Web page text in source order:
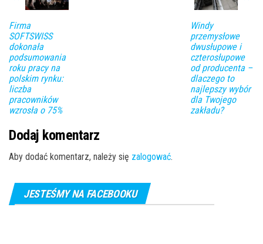
Firma
SOFTSWISS
dokonała
podsumowania
roku pracy na
polskim rynku:
liczba
pracowników
wzrosła o 75%
Windy
przemysłowe
dwusłupowe i
czterosłupowe
od producenta –
dlaczego to
najlepszy wybór
dla Twojego
zakładu?
Dodaj komentarz
Aby dodać komentarz, należy się zalogować.
JESTEŚMY NA FACEBOOKU